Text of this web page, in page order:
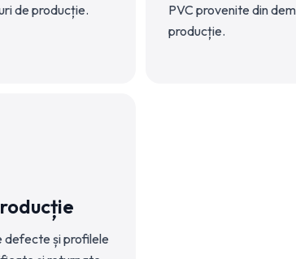
de producție.
PVC provenite din
producție.
defecte și profilele